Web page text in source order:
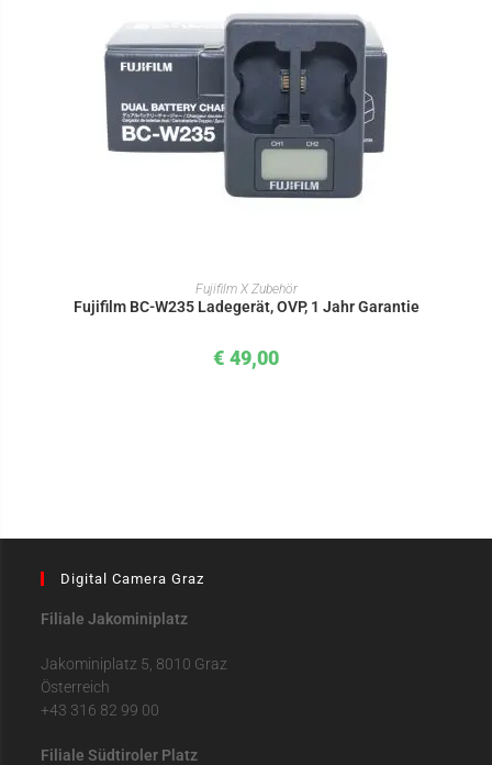
IN DEN WARENKORB
Fujifilm X Zubehör
Fujifilm BC-W235 Ladegerät, OVP, 1 Jahr Garantie
€ 49,00
Digital Camera Graz
Filiale Jakominiplatz
Jakominiplatz 5, 8010 Graz
Österreich
+43 316 82 99 00
Filiale Südtiroler Platz